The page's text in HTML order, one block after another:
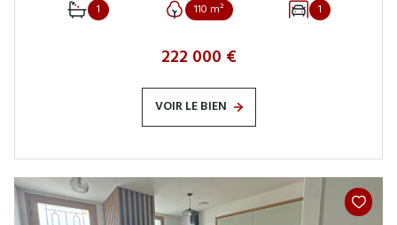
1 110 m² 1
222 000 €
VOIR LE BIEN